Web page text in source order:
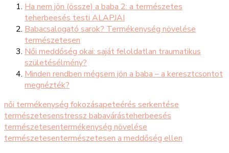
Ha nem jön (össze) a baba 2: a természetes
teherbeesés testi ALAPJAI
Babacsalogató sarok? Termékenység növelése
természetesen
Női meddőség okai: saját feloldatlan traumatikus
születésélmény?
Minden rendben mégsem jön a baba – a keresztcsontot
megnézték?
női termékenység fokozásapeteérés serkentése
természetesenstressz babavárásteherbeesés
természetesentermékenység növelése
természetesentermészetesen a meddőség ellen